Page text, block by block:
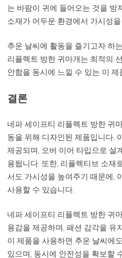
는 바람이 귀에 들어오는 것을 방
소재가 어두운 환경에서 가시성
추운 날씨에 활동을 즐기고자 하
리플렉트 방한 귀마개는 최적의
안함을 동시에 느낄 수 있는 이 제
결론
네파 세이프티 리플렉트 방한 귀
동을 위해 디자인된 제품입니다.
제공되며, 오버 이어 타입으로 설
용됩니다. 또한, 리플렉티브 소재
서도 가시성을 높여주기 때문에,
사용할 수 있습니다.
네파 세이프티 리플렉트 방한 귀
용감을 제공하며, 패션 감각을 유
이 제품을 사용하면 추운 날씨에
있으며, 동시에 안전성을 확보할